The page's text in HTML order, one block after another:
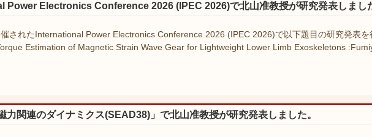
Power Electronics Conference 2026 (IPEC 2026)で北山准教授が研究発表しまし
されたInternational Power Electronics Conference 2026 (IPEC 2026)で以下題目の研究発表を
Estimation of Magnetic Strain Wave Gear for Lightweight Lower Limb Exoskeletons
力関連のダイナミクス(SEAD38)」で北山准教授が研究発表しました。